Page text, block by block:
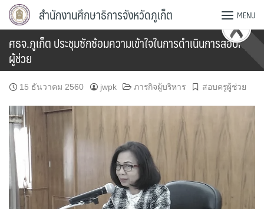
Skip
สำนักงานศึกษาธิการจังหวัดภูเก็ต MENU
ศธจ.ภูเก็ต ประชุมซักซ้อมความเข้าใจในการดำเนินการสอบครู
ผู้ช่วย
15 ธันวาคม 2560 jwpk ภารกิจผู้บริหาร สอบครูผู้ช่วย